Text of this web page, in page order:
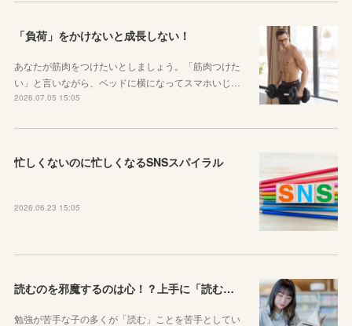
「負荷」をかけないと成長しない！
あなたが筋肉をつけたいとしましょう。「筋肉つけた
い」と言いながら、ベッドに横になってスマホいじ…
2026.07.05 15:05
忙しくないのに忙しくなるSNSスパイラル
2026.06.23 15:05
読むのを邪魔するのは心！？上手に「読む」ための気持ちの対処法
勉強が苦手な子の多くが「読む」ことを苦手としてい